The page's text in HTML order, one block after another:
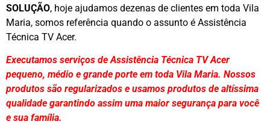
SOLUÇÃO, hoje ajudamos dezenas de clientes em toda Vila
Maria, somos referência quando o assunto é Assistência
Técnica TV Acer.
Executamos serviços de Assistência Técnica TV Acer
pequeno, médio e grande porte em toda Vila Maria. Nossos
produtos são regularizados e usamos produtos de altíssima
qualidade garantindo assim uma maior segurança para você
e sua família.